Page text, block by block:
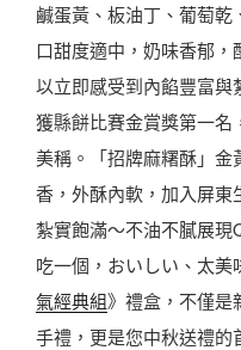
鹹蛋黃、板油丁、葡萄乾
口甜度適中，奶味香郁
以立即感受到內餡豐富與
獲縣餅比賽金賞獎第一名
美稱。「招牌麻糬酥」
香，外酥內軟，加入屏
紮實飽滿～不油不膩展
吃一個，おいしい、太美
氣經典組》禮盒，不僅是
手禮，更是您中秋送禮的